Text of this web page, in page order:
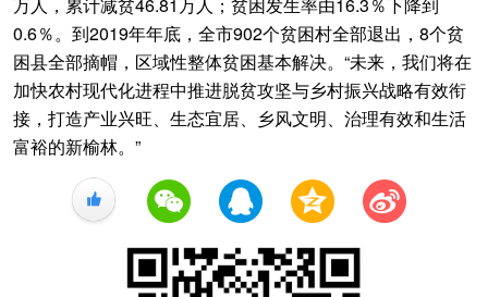
0.6％。到2019年年底，全市902个贫困村全部退出，8个贫
困县全部摘帽，区域性整体贫困基本解决。“未来，我们将在
加快农村现代化进程中推进脱贫攻坚与乡村振兴战略有效衔
接，打造产业兴旺、生态宜居、乡风文明、治理有效和生活
富裕的新榆林。”
+1